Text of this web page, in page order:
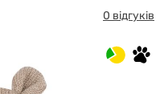
0 відгуків